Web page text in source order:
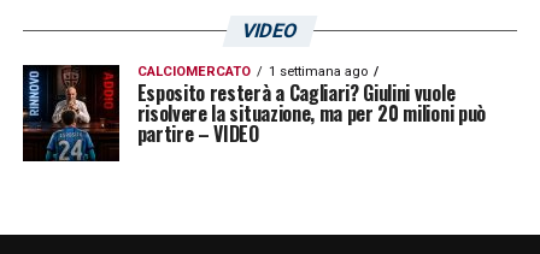
VIDEO
CALCIOMERCATO 1 settimana ago
Esposito resterà a Cagliari? Giulini vuole
risolvere la situazione, ma per 20 milioni può
partire – VIDEO